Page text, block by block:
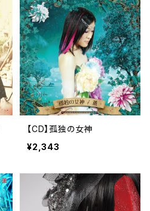
【CD】孤独の女神
¥2,343